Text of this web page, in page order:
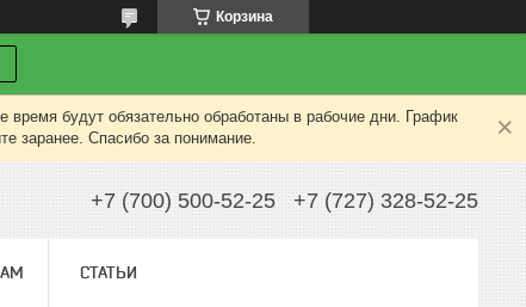
Корзина
будут обязательно обработаны в рабочие дни. График
заранее. Спасибо за понимание.
+7 (700) 500-52-25 +7 (727) 328-52-25
СТАТЬИ